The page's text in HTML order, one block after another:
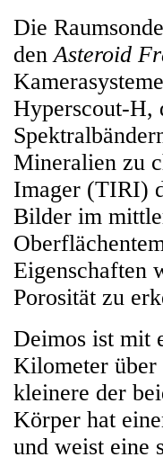
Die
denAsteroid
Hyperscout-H,
Mineralien zu
Imager (TIRI)
Bilder im
Eigenschaften
Porosität zu
Deimos ist mit
Kilometer über
kleinere der
Körper hat
und weist eine